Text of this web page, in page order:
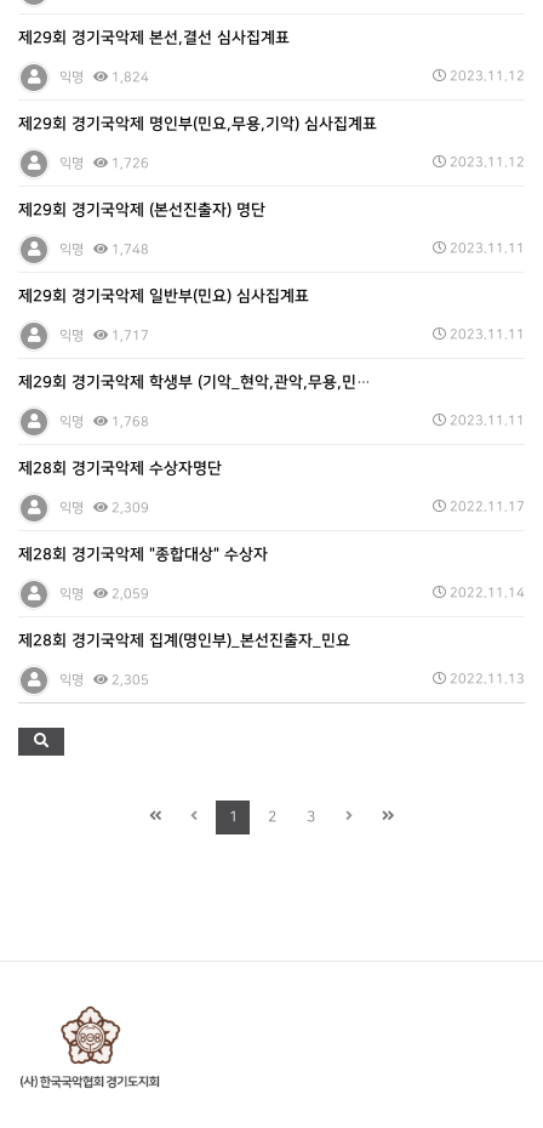
제29회 경기국악제 본선,결선 심사집계표
익명 1,824 2023.11.12
제29회 경기국악제 명인부(민요,무용,기악) 심사집계표
익명 1,726 2023.11.12
제29회 경기국악제 (본선진출자) 명단
익명 1,748 2023.11.11
제29회 경기국악제 일반부(민요) 심사집계표
익명 1,717 2023.11.11
제29회 경기국악제 학생부 (기악_현악,관악,무용,민요…
익명 1,768 2023.11.11
제28회 경기국악제 수상자명단
익명 2,309 2022.11.17
제28회 경기국악제 "종합대상" 수상자
익명 2,059 2022.11.14
제28회 경기국악제 집계(명인부)_본선진출자_민요
익명 2,305 2022.11.13
1 2 3